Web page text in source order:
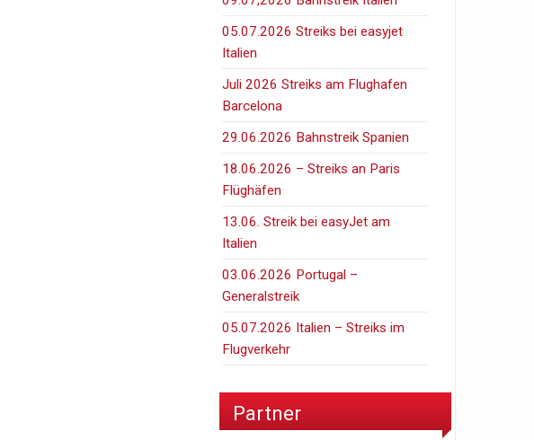
05.07.2026 Streiks bei easyjet
Italien
Juli 2026 Streiks am Flughafen
Barcelona
29.06.2026 Bahnstreik Spanien
18.06.2026 – Streiks an Paris
Flüghäfen
13.06. Streik bei easyJet am
Italien
03.06.2026 Portugal –
Generalstreik
05.07.2026 Italien – Streiks im
Flugverkehr
Partner